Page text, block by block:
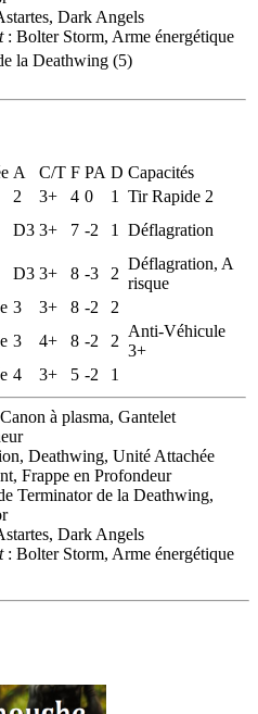
Dark Angels
: Bolter Storm, Arme énergétique
la Deathwing (5)
A C/T F PA D Capacités
2 3+ 4 0 1
Tir Rapide 2
D3 3+ 7 -2 1
Déflagration
D3 3+ 8 -3 2
Déflagration, A
risque
3 3+ 8 -2
2
3 4+ 8 -2 2
Anti-Véhicule
3+
4 3+ 5 -2 1
à plasma, Gantelet
Deathwing, Unité Attachée
Frappe en Profondeur
Terminator de la Deathwing,
Dark Angels
: Bolter Storm, Arme énergétique